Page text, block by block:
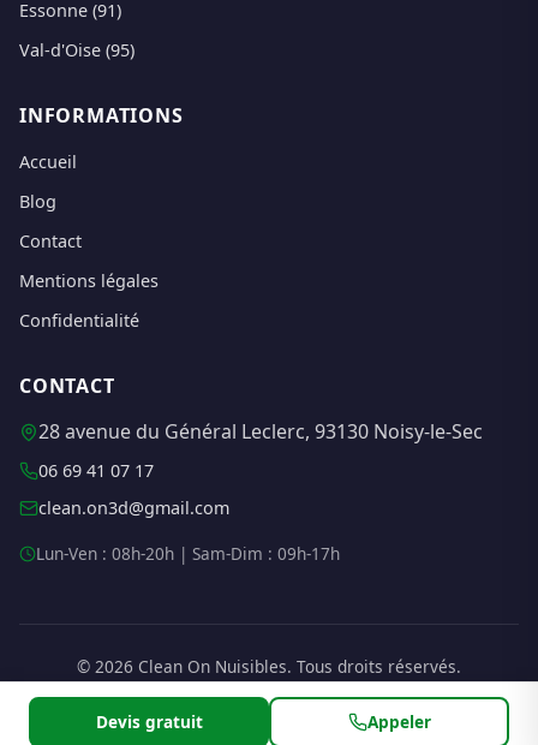
Devis gratuit Appeler
Essonne (91)
Val-d'Oise (95)
INFORMATIONS
Accueil
Blog
Contact
Mentions légales
Confidentialité
CONTACT
28 avenue du Général Leclerc, 93130 Noisy-le-Sec
06 69 41 07 17
clean.on3d@gmail.com
Lun-Ven : 08h-20h | Sam-Dim : 09h-17h
© 2026 Clean On Nuisibles. Tous droits réservés.
Site réalisé parSharp Articles